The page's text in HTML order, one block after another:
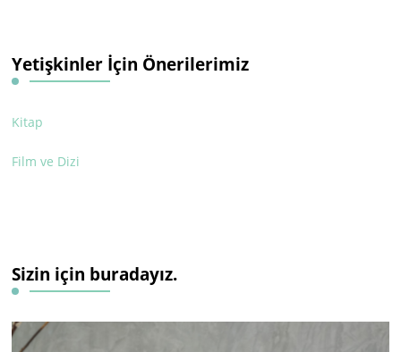
Yetişkinler İçin Önerilerimiz
Kitap
Film ve Dizi
Sizin için buradayız.